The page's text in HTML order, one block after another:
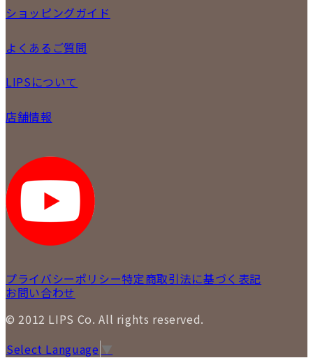
委託販売
LINE査定
買取実績
ショッピングガイド
商品について
お支払いについて
保証について
よくあるご質問
商品について
質について
返品について
LIPSについて
各事業部の紹介
STAFFBLOG
SNS
店舗情報
LIPS 新宿店
LIPS 札幌パルコ店
LIPS 札幌白石店
LIPS 通信販売事業部
プライバシーポリシー特定商取引法に基づく表記
お問い合わせ
© 2012 LIPS Co. All rights reserved.
Select Language ▼